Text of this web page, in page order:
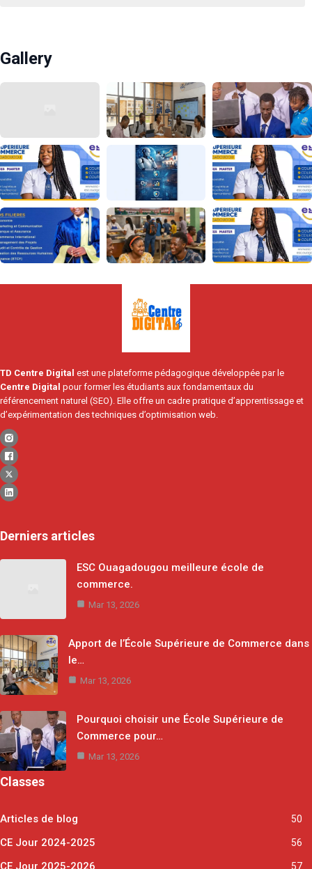
Gallery
TD Centre Digital est une plateforme pédagogique développée par le
Centre Digital pour former les étudiants aux fondamentaux du
référencement naturel (SEO). Elle offre un cadre pratique d’apprentissage et
d’expérimentation des techniques d’optimisation web.
Derniers articles
ESC Ouagadougou meilleure école de
commerce.
Mar 13, 2026
Apport de l’École Supérieure de Commerce dans
le…
Mar 13, 2026
Pourquoi choisir une École Supérieure de
Commerce pour…
Mar 13, 2026
Classes
Articles de blog 50
CE Jour 2024-2025 56
CE Jour 2025-2026 57